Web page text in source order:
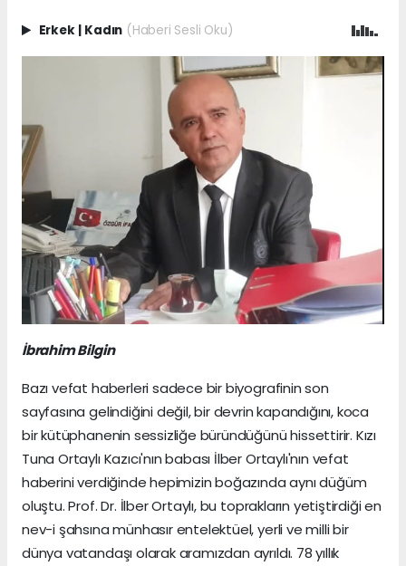
Erkek Kadın (Haberi Sesli Oku)
İbrahim Bilgin
Bazı vefat haberleri sadece bir biyografinin son
sayfasına gelindiğini değil, bir devrin kapandığını, koca
bir kütüphanenin sessizliğe büründüğünü hissettirir. Kızı
Tuna Ortaylı Kazıcı'nın babası İlber Ortaylı'nın vefat
haberini verdiğinde hepimizin boğazında aynı düğüm
oluştu. Prof. Dr. İlber Ortaylı, bu toprakların yetiştirdiği en
nev-i şahsına münhasır entelektüel, yerli ve milli bir
dünya vatandaşı olarak aramızdan ayrıldı. 78 yıllık